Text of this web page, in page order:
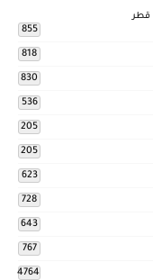
855
818
830
536
205
205
623
728
643
767
4764